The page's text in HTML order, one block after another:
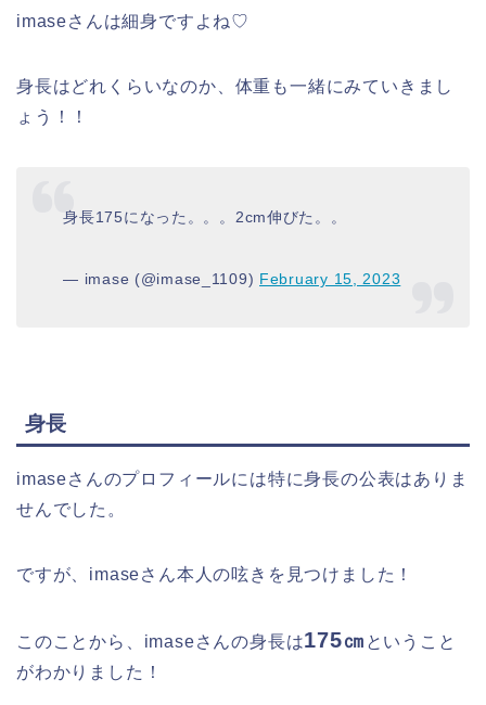
imaseさんは細身ですよね♡
身長はどれくらいなのか、体重も一緒にみていきまし
ょう！！
身長175になった。。。2cm伸びた。。
— imase (@imase_1109) February 15, 2023
身長
imaseさんのプロフィールには特に身長の公表はありま
せんでした。
ですが、imaseさん本人の呟きを見つけました！
このことから、imaseさんの身長は175㎝ ということ
がわかりました！